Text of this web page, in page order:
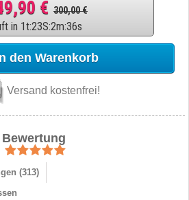
€ 300,00 €
in 1t:23S:2m:35s
den Warenkorb
Versand kostenfrei!
Bewertung
(313)